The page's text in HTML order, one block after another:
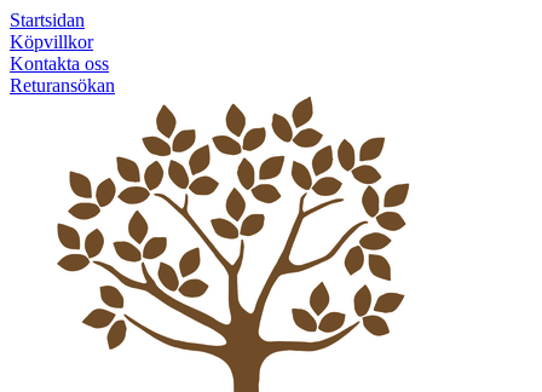
Startsidan
Köpvillkor
Kontakta oss
Returansökan